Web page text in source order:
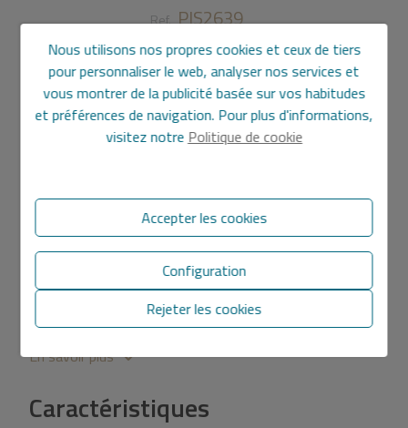
Ref.PIS2639
209.000 €
93 m2
Appartement en villeàDenia
de 93 m² situé au deuxième étage avec ascenseur, dans
un emplacement privilégié en plein centre de Dénia.
Le logement se distingue par sa luminosité, son ampleur
et son excellente distribution, offrant un espace
confortable et moderne prêt à emménager. Il dispose de
pièces spacieuses, de finitions actuelles et d'une
rénovation soignée dans les moindres détails, idéal tant
Situé dans l'un des quartiers les plus prisés de la ville,
En savoir plus
Caractéristiques
Nous utilisons nos propres cookies et ceux de tiers
pour personnaliser le web, analyser nos services et
vous montrer de la publicité basée sur vos habitudes
et préférences de navigation. Pour plus d'informations,
visitez notre Politique de cookie
Accepter les cookies
Configuration
Rejeter les cookies